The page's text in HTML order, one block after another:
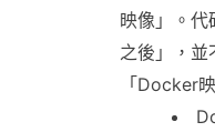
映像」。代
之後」，並
「Docker